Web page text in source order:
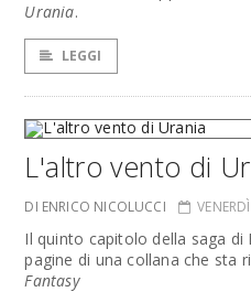
Urania.
LEGGI
L'altro vento di
DI ENRICO NICOLUCCI
Il quinto capitolo della saga di
pagine di una collana che sta
Fantasy